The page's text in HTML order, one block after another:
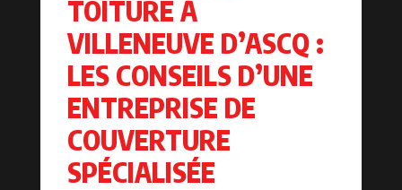
TOITURE À
VILLENEUVE D’ASCQ :
LES CONSEILS D’UNE
ENTREPRISE DE
COUVERTURE
SPÉCIALISÉE